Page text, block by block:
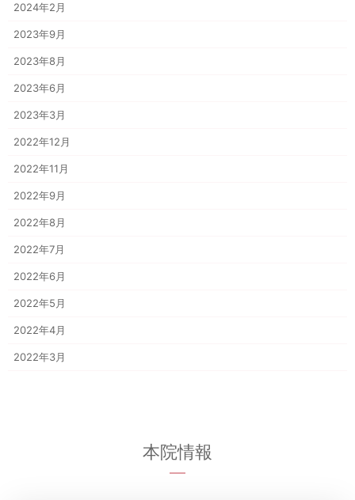
2024年2月
2023年9月
2023年8月
2023年6月
2023年3月
2022年12月
2022年11月
2022年9月
2022年8月
2022年7月
2022年6月
2022年5月
2022年4月
2022年3月
本院情報